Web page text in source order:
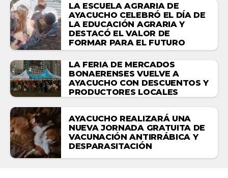
LA ESCUELA AGRARIA DE
AYACUCHO CELEBRÓ EL DÍA DE
LA EDUCACIÓN AGRARIA Y
DESTACÓ EL VALOR DE
FORMAR PARA EL FUTURO
LA FERIA DE MERCADOS
BONAERENSES VUELVE A
AYACUCHO CON DESCUENTOS Y
PRODUCTORES LOCALES
AYACUCHO REALIZARÁ UNA
NUEVA JORNADA GRATUITA DE
VACUNACIÓN ANTIRRÁBICA Y
DESPARASITACIÓN